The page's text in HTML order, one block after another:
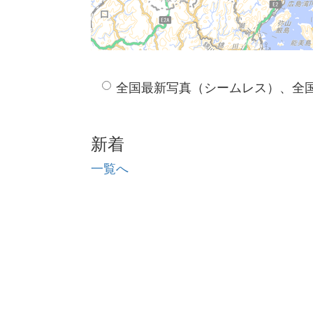
全国最新写真（シームレス）、全
新着
一覧へ